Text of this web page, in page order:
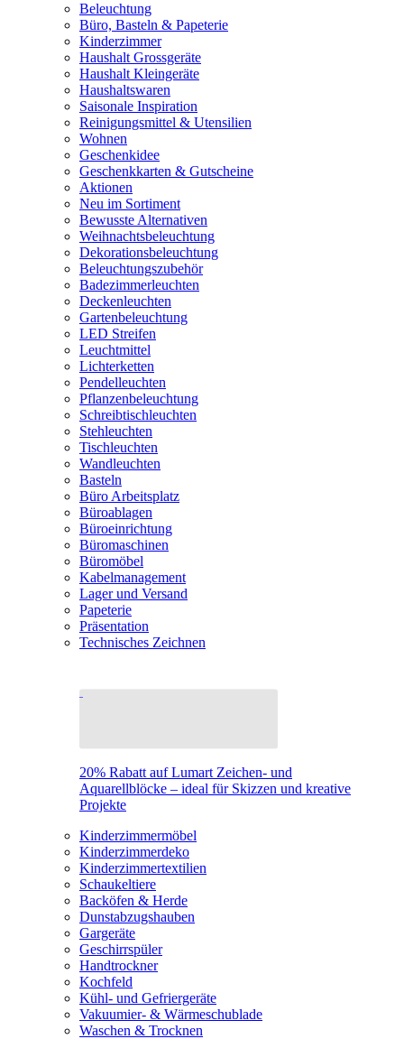
Beleuchtung
Büro, Basteln & Papeterie
Kinderzimmer
Haushalt Grossgeräte
Haushalt Kleingeräte
Haushaltswaren
Saisonale Inspiration
Reinigungsmittel & Utensilien
Wohnen
Geschenkidee
Geschenkkarten & Gutscheine
Aktionen
Neu im Sortiment
Bewusste Alternativen
Weihnachtsbeleuchtung
Dekorationsbeleuchtung
Beleuchtungszubehör
Badezimmerleuchten
Deckenleuchten
Gartenbeleuchtung
LED Streifen
Leuchtmittel
Lichterketten
Pendelleuchten
Pflanzenbeleuchtung
Schreibtischleuchten
Stehleuchten
Tischleuchten
Wandleuchten
Basteln
Büro Arbeitsplatz
Büroablagen
Büroeinrichtung
Büromaschinen
Büromöbel
Kabelmanagement
Lager und Versand
Papeterie
Präsentation
Technisches Zeichnen
20% Rabatt auf Lumart Zeichen- und
Aquarellblöcke – ideal für Skizzen und kreative
Projekte
Kinderzimmermöbel
Kinderzimmerdeko
Kinderzimmertextilien
Schaukeltiere
Backöfen & Herde
Dunstabzugshauben
Gargeräte
Geschirrspüler
Handtrockner
Kochfeld
Kühl- und Gefriergeräte
Vakuumier- & Wärmeschublade
Waschen & Trocknen